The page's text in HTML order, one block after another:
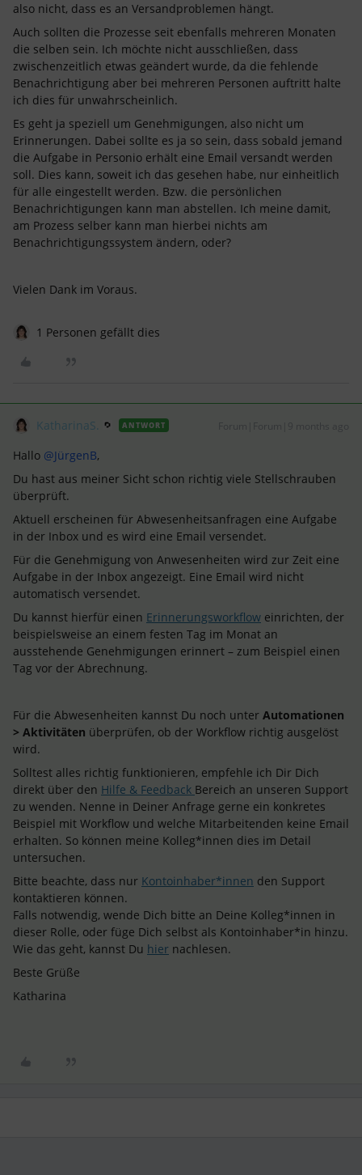
also nicht, dass es an Versandproblemen hängt.
Auch sollten die Prozesse seit ebenfalls mehreren Monaten
die selben sein. Ich möchte nicht ausschließen, dass
zwischenzeitlich etwas geändert wurde, da die fehlende
Benachrichtigung aber bei mehreren Personen auftritt halte
ich dies für unwahrscheinlich.
Es geht ja speziell um Genehmigungen, also nicht um
Erinnerungen. Dabei sollte es ja so sein, dass sobald jemand
die Aufgabe in Personio erhält eine Email versandt werden
soll. Dies kann, soweit ich das gesehen habe, nur einheitlich
für alle eingestellt werden. Bzw. die persönlichen
Benachrichtigungen kann man abstellen. Ich meine damit,
am Prozess selber kann man hierbei nichts am
Benachrichtigungssystem ändern, oder?
Vielen Dank im Voraus.
1 Personen gefällt dies
KatharinaS. ANTWORT
Hallo ​ @JürgenB,
Du hast aus meiner Sicht schon richtig viele Stellschrauben
überprüft.
Aktuell erscheinen für Abwesenheitsanfragen eine Aufgabe
in der Inbox und es wird eine Email versendet.
Für die Genehmigung von Anwesenheiten wird zur Zeit eine
Aufgabe in der Inbox angezeigt. Eine Email wird nicht
automatisch versendet.
Du kannst hierfür einen Erinnerungsworkflow einrichten, der
beispielsweise an einem festen Tag im Monat an
ausstehende Genehmigungen erinnert – zum Beispiel einen
Tag vor der Abrechnung.
Für die Abwesenheiten kannst Du noch unter Automationen
> Aktivitäten überprüfen, ob der Workflow richtig ausgelöst
wird.
Solltest alles richtig funktionieren, empfehle ich Dir Dich
direkt über den Hilfe & Feedback Bereich an unseren Support
zu wenden. Nenne in Deiner Anfrage gerne ein konkretes
Beispiel mit Workflow und welche Mitarbeitenden keine Email
erhalten. So können meine Kolleg*innen dies im Detail
untersuchen.
Bitte beachte, dass nur Kontoinhaber*innen den Support
kontaktieren können.
Falls notwendig, wende Dich bitte an Deine Kolleg*innen in
dieser Rolle, oder füge Dich selbst als Kontoinhaber*in hinzu.
Wie das geht, kannst Du hier nachlesen.
Beste Grüße
Katharina